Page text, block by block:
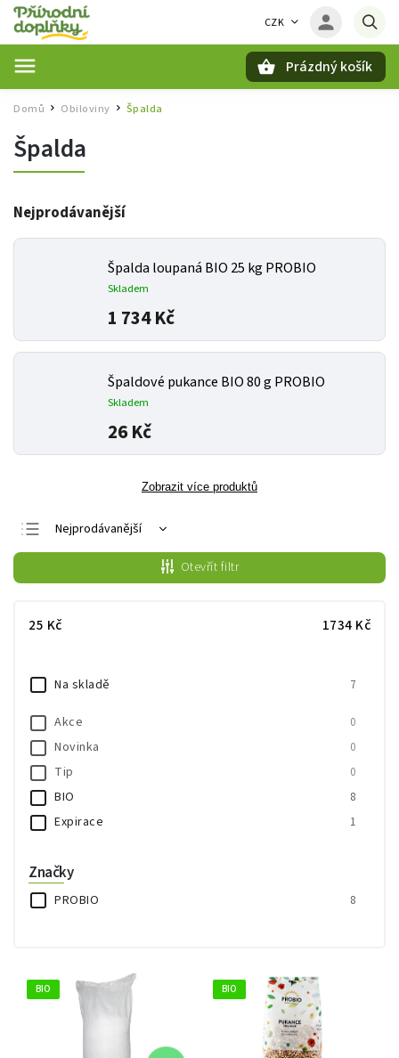
CZK
Prázdný košík
Domů / Obiloviny Špalda
Špalda
Nejprodávanější
Špalda loupaná BIO 25 kg PROBIO
Skladem
1 734 Kč
Špaldové pukance BIO 80 g PROBIO
Skladem
26 Kč
Zobrazit více produktů
Nejprodávanější
Nejlevnější
Nejdražší
Abecedně
Otevřít filtr
25 Kč 1734 Kč
Na skladě 7
Akce 0
Novinka 0
Tip 0
BIO 8
Expirace 1
Značky
PROBIO 8
BIO BIO